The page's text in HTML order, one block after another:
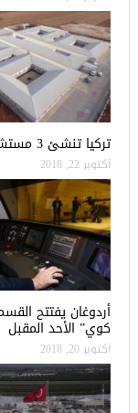
تركيا تنشئ 3 مستشفيات في مناطق درع الفرات بسوريا
أكتوبر 22, 2018
أردوغان يفتتح
كوي” الأحد المقبل
أكتوبر 20, 2018